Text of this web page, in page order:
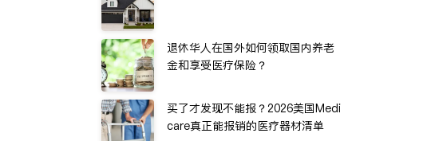
退休华人在国外如何领取国内养老
金和享受医疗保险？
买了才发现不能报？2026美国Medi
care真正能报销的医疗器材清单